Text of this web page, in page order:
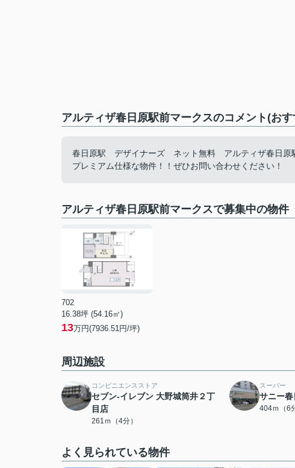
アルティザ春日原駅前マークスのコメント(お
春日原駅 デザイナーズ ネット無料 アルティザ春日原駅
プレミアム仕様な物件！！ぜひお問い合わせください！
アルティザ春日原駅前マークスで募集中の物件
702
16.38坪 (54.16㎡)
13万円(7936.51円/坪)
周辺施設
コンビニエンスストア
セブン-イレブン 大野城筒井２丁
目店
261ｍ（4分）
スーパー
サニー
404ｍ（6
よく見られている物件